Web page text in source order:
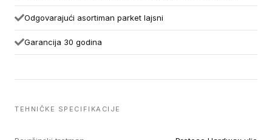
Odgovarajući asortiman parket lajsni
Garancija 30 godina
TEHNIČKE SPECIFIKACIJE